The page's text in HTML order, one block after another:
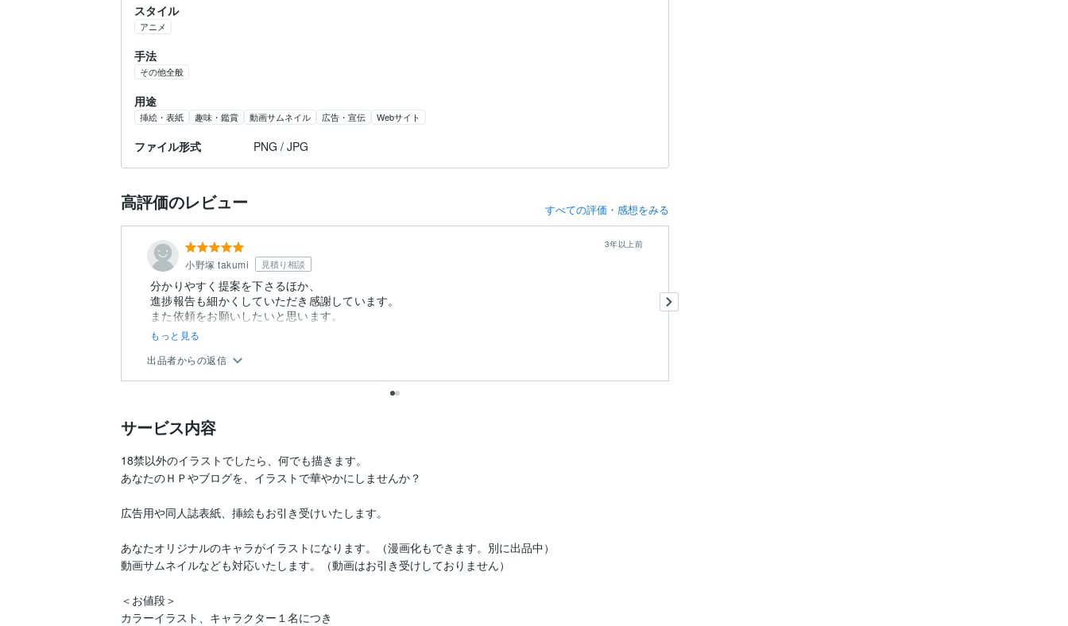
スタイル
アニメ
手法
その他全般
用途
挿絵・表紙 趣味・鑑賞 動画サムネイル 広告・宣伝 Webサイト
ファイル形式 PNG / JPG
高評価のレビュー すべての評価・感想をみる
小野塚 takumi 見積り相談
3年以上前
分かりやすく提案を下さるほか、
進捗報告も細かくしていただき感謝しています。
また依頼をお願いしたいと思います。
もっと見る
出品者からの返信
サービス内容
18禁以外のイラストでしたら、何でも描きます。
あなたのＨＰやブログを、イラストで華やかにしませんか？
広告用や同人誌表紙、挿絵もお引き受けいたします。
あなたオリジナルのキャラがイラストになります。（漫画化もできます。別に出品中）
動画サムネイルなども対応いたします。（動画はお引き受けしておりません）
＜お値段＞
カラーイラスト、キャラクター１名につき